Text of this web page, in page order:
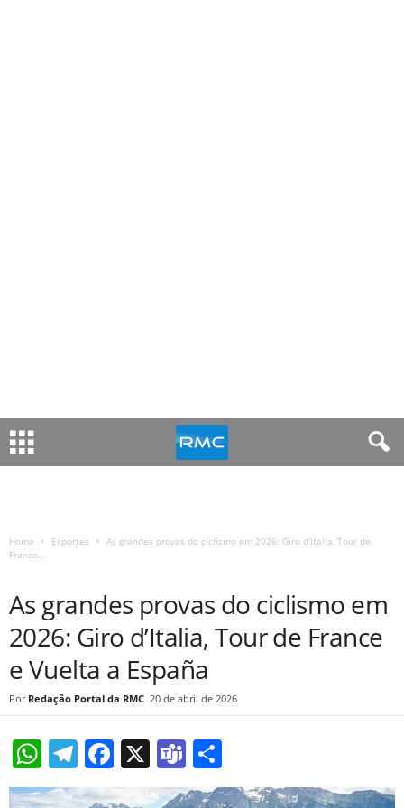
Home Esportes
As grandes provas do ciclismo em 2026: Giro d’Italia, Tour de
France...
As grandes provas do ciclismo em
2026: Giro d’Italia, Tour de France
e Vuelta a España
Redação Portal da RMC 20 de abril de 2026
W
h
T
el
F
a
X
T
e
h